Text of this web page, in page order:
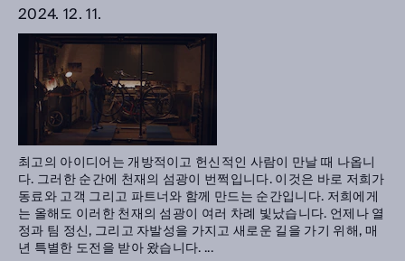
2024. 12. 11.
최고의 아이디어는 개방적이고 헌신적인 사람이 만날 때 나옵니
다. 그러한 순간에 천재의 섬광이 번쩍입니다. 이것은 바로 저희가
동료와 고객 그리고 파트너와 함께 만드는 순간입니다. 저희에게
는 올해도 이러한 천재의 섬광이 여러 차례 빛났습니다. 언제나 열
정과 팀 정신, 그리고 자발성을 가지고 새로운 길을 가기 위해, 매
년 특별한 도전을 받아 왔습니다. ...